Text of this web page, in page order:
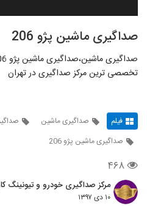
صداگیری ماشین پژو 206
تخصصی ترین مرکز صداگیری در تهران
فیلم صداگیری ماشین
صداگیری ماشین پژو 206
۴۶۸
مرکز صداگیری خودرو و تیونینگ
۱۰ دی ۱۳۹۷